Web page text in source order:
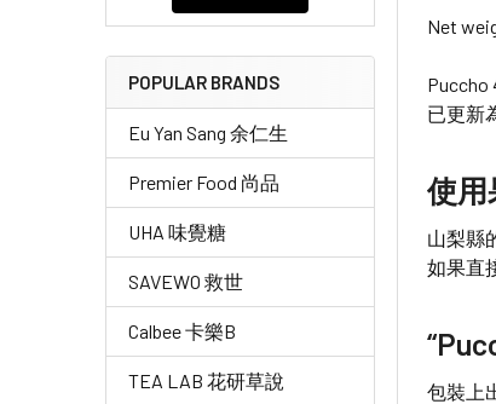
POPULAR BRANDS
Eu Yan Sang 余仁生
Premier Food 尚品
UHA 味覺糖
SAVEWO 救世
Calbee 卡樂B
TEA LAB 花研草說
Net
Puccho
已更新
使用
山梨縣
如果直
包裝上